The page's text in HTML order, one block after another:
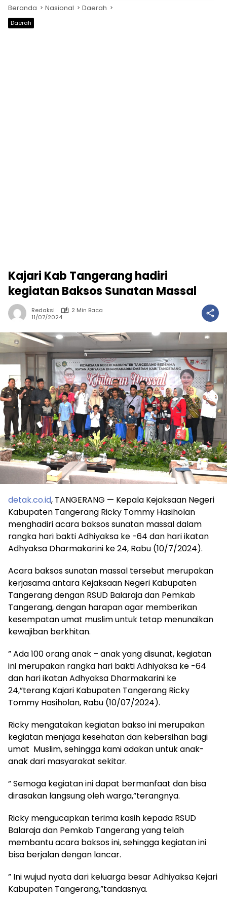
Beranda Nasional Daerah
Daerah
Kajari Kab Tangerang hadiri
kegiatan Baksos Sunatan Massal
Redaksi
2 Min Baca
11/07/2024
detak.co.id, TANGERANG — Kepala Kejaksaan Negeri
Kabupaten Tangerang Ricky Tommy Hasiholan
menghadiri acara baksos sunatan massal dalam
rangka hari bakti Adhiyaksa ke -64 dan hari ikatan
Adhyaksa Dharmakarini ke 24, Rabu (10/7/2024).
Acara baksos sunatan massal tersebut merupakan
kerjasama antara Kejaksaan Negeri Kabupaten
Tangerang dengan RSUD Balaraja dan Pemkab
Tangerang, dengan harapan agar memberikan
kesempatan umat muslim untuk tetap menunaikan
kewajiban berkhitan.
” Ada 100 orang anak – anak yang disunat, kegiatan
ini merupakan rangka hari bakti Adhiyaksa ke -64
dan hari ikatan Adhyaksa Dharmakarini ke
24,”terang Kajari Kabupaten Tangerang Ricky
Tommy Hasiholan, Rabu (10/07/2024).
Ricky mengatakan kegiatan bakso ini merupakan
kegiatan menjaga kesehatan dan kebersihan bagi
umat Muslim, sehingga kami adakan untuk anak-
anak dari masyarakat sekitar.
” Semoga kegiatan ini dapat bermanfaat dan bisa
dirasakan langsung oleh warga,”terangnya.
Ricky mengucapkan terima kasih kepada RSUD
Balaraja dan Pemkab Tangerang yang telah
membantu acara baksos ini, sehingga kegiatan ini
bisa berjalan dengan lancar.
” Ini wujud nyata dari keluarga besar Adhiyaksa Kejari
Kabupaten Tangerang,”tandasnya.